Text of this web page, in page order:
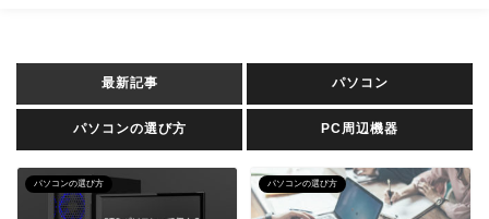
最新記事 パソコン
パソコンの選び方 PC周辺機器
パソコンの選び方 パソコンの選び方